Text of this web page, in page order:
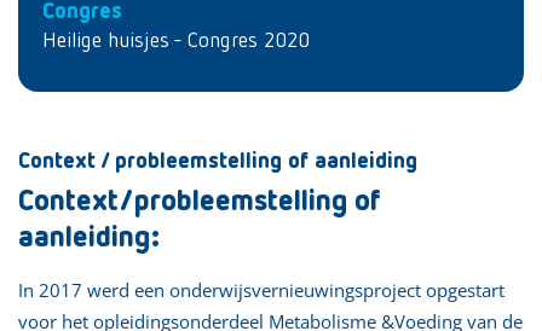
Congres
Heilige huisjes - Congres 2020
Context / probleemstelling of aanleiding
Context/probleemstelling of
aanleiding:
In 2017 werd een onderwijsvernieuwingsproject opgestart
voor het opleidingsonderdeel Metabolisme &Voeding van de